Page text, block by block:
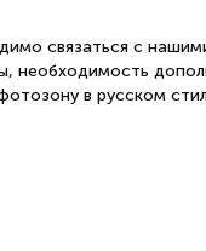
связаться с
необходимость
в русском